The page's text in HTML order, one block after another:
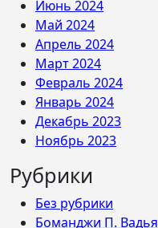
Июнь 2024
Май 2024
Апрель 2024
Март 2024
Февраль 2024
Январь 2024
Декабрь 2023
Ноябрь 2023
Рубрики
Без рубрики
Боманджи П. Вадья